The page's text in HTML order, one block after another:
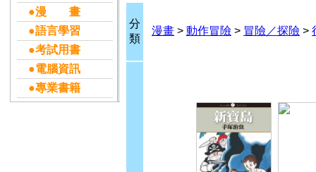
●漫 畫
●語言學習
●考試用書
●電腦資訊
●專業書籍
分
類
漫畫 > 動作冒險 > 冒險／探險 >